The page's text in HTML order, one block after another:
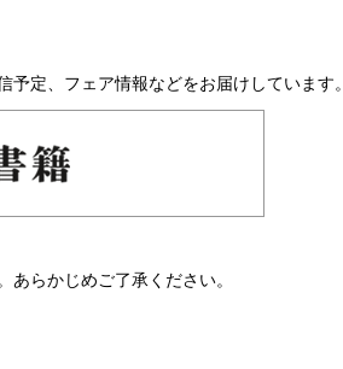
定、フェア情報などをお届けしています。
らかじめご了承ください。